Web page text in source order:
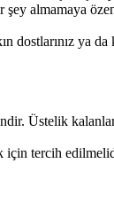
şey almamaya
ya
Üstelik
için tercih